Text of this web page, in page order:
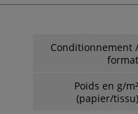
Conditionnement /
format
Poids en g/m²
(papier/tissu)